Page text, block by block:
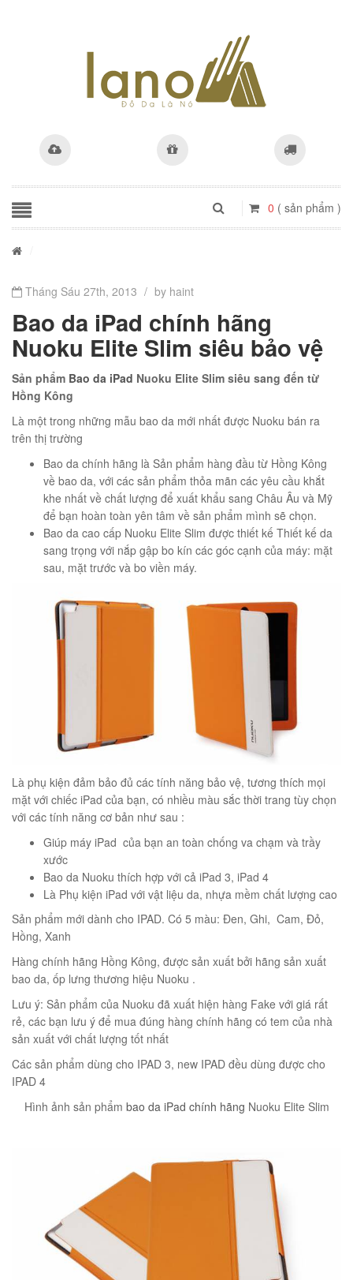
0 ( sản phẩm )
Jeep giá rẻ JR03
GIỎ
hàn quốc cao cấp
₫
Túi đeo chéo nam công sở da bò sáp đựng tài liệu A4 KT57
₫
Tháng Sáu 27th, 2013 / by haint
Bao da iPad chính hãng
Nuoku Elite Slim siêu bảo vệ
Sản phẩm Bao da iPad Nuoku Elite Slim siêu sang đến từ
Hồng Kông
Là một trong những mẫu bao da mới nhất được Nuoku bán ra
trên thị trường
Bao da chính hãng là Sản phẩm hàng đầu từ Hồng Kông
về bao da, với các sản phẩm thỏa mãn các yêu cầu khắt
khe nhất về chất lượng để xuất khẩu sang Châu Âu và Mỹ
để bạn hoàn toàn yên tâm về sản phẩm mình sẽ chọn.
Bao da cao cấp Nuoku Elite Slim được thiết kế Thiết kế da
sang trọng với nắp gập bo kín các góc cạnh của máy: mặt
sau, mặt trước và bo viền máy.
Là phụ kiện đảm bảo đủ các tính năng bảo vệ, tương thích mọi
mặt với chiếc iPad của bạn, có nhiều màu sắc thời trang tùy chọn
với các tính năng cơ bản như sau :
Giúp máy iPad của bạn an toàn chống va chạm và trầy
xước
Bao da Nuoku thích hợp với cả iPad 3, iPad 4
Là Phụ kiện iPad với vật liệu da, nhựa mềm chất lượng cao
Sản phẩm mới dành cho IPAD. Có 5 màu: Đen, Ghi, Cam, Đỏ,
Hồng, Xanh
Hàng chính hãng Hồng Kông, được sản xuất bởi hãng sản xuất
bao da, ốp lưng thương hiệu Nuoku .
Lưu ý: Sản phẩm của Nuoku đã xuất hiện hàng Fake với giá rất
rẻ, các bạn lưu ý để mua đúng hàng chính hãng có tem của nhà
sản xuất với chất lượng tốt nhất
Các sản phẩm dùng cho IPAD 3, new IPAD đều dùng được cho
IPAD 4
Hình ảnh sản phẩm bao da iPad chính hãng Nuoku Elite Slim